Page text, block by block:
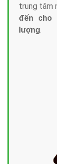
trung tâm
đến cho
lượng.